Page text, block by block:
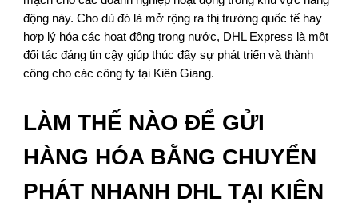
động này. Cho dù đó là mở rộng ra thị trường quốc tế hay
hợp lý hóa các hoạt động trong nước, DHL Express là một
đối tác đáng tin cậy giúp thúc đẩy sự phát triển và thành
công cho các công ty tại Kiên Giang.
LÀM THẾ NÀO ĐỂ GỬI
HÀNG HÓA BẰNG CHUYỂN
PHÁT NHANH DHL TẠI KIÊN